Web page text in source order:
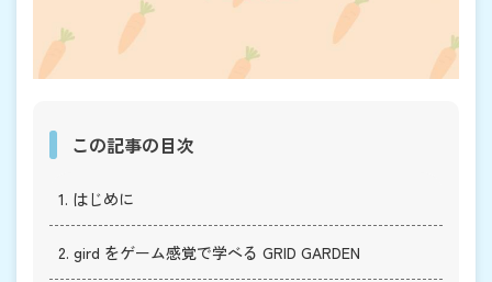
この記事の目次
1. はじめに
2. gird をゲーム感覚で学べる GRID GARDEN